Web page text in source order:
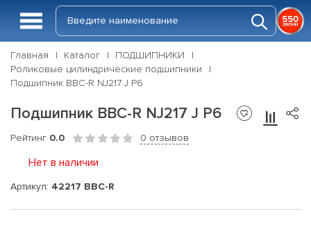
Главная Каталог
ПОДШИПНИКИ
Роликовые цилиндрические подшипники
Подшипник BBC-R NJ217 J P6
Подшипник BBC-R NJ217 J P6
Рейтинг 0.0 0 отзывов
Нет в наличии
Артикул: 42217 BBC-R